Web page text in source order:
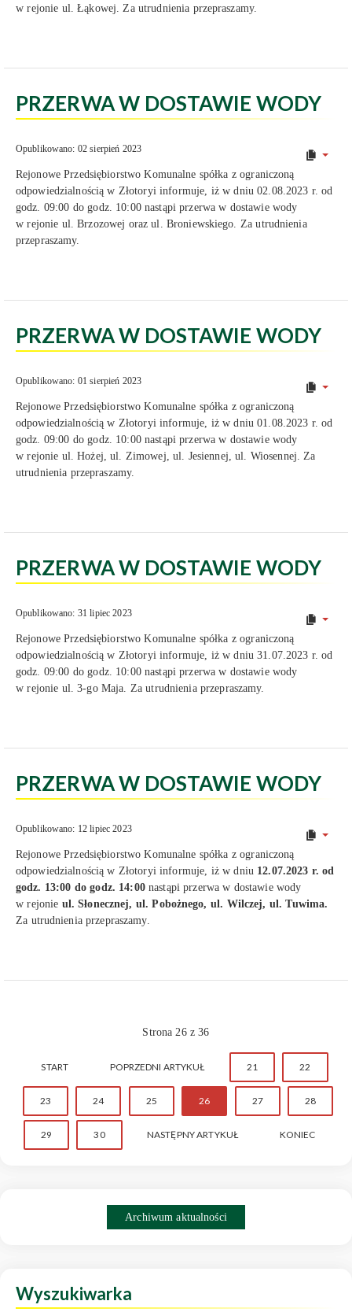
w rejonie ul. Łąkowej. Za utrudnienia przepraszamy.
PRZERWA W DOSTAWIE WODY
Opublikowano: 02 sierpień 2023
Rejonowe Przedsiębiorstwo Komunalne spółka z ograniczoną
odpowiedzialnością w Złotoryi informuje, iż w dniu 02.08.2023 r. od
godz. 09:00 do godz. 10:00 nastąpi przerwa w dostawie wody
w rejonie ul. Brzozowej oraz ul. Broniewskiego. Za utrudnienia
przepraszamy.
PRZERWA W DOSTAWIE WODY
Opublikowano: 01 sierpień 2023
Rejonowe Przedsiębiorstwo Komunalne spółka z ograniczoną
odpowiedzialnością w Złotoryi informuje, iż w dniu 01.08.2023 r. od
godz. 09:00 do godz. 10:00 nastąpi przerwa w dostawie wody
w rejonie ul. Hożej, ul. Zimowej, ul. Jesiennej, ul. Wiosennej. Za
utrudnienia przepraszamy.
PRZERWA W DOSTAWIE WODY
Opublikowano: 31 lipiec 2023
Rejonowe Przedsiębiorstwo Komunalne spółka z ograniczoną
odpowiedzialnością w Złotoryi informuje, iż w dniu 31.07.2023 r. od
godz. 09:00 do godz. 10:00 nastąpi przerwa w dostawie wody
w rejonie ul. 3-go Maja. Za utrudnienia przepraszamy.
PRZERWA W DOSTAWIE WODY
Opublikowano: 12 lipiec 2023
Rejonowe Przedsiębiorstwo Komunalne spółka z ograniczoną
odpowiedzialnością w Złotoryi informuje, iż w dniu 12.07.2023 r. od
godz. 13:00 do godz. 14:00nastąpi przerwa w dostawie wody
w rejonie ul. Słonecznej, ul. Pobożnego, ul. Wilczej, ul. Tuwima.
Za utrudnienia przepraszamy.
Strona 26 z 36
START POPRZEDNI ARTYKUŁ 21 22
23 24 25 26 27 28
29 30 NASTĘPNY ARTYKUŁ KONIEC
Archiwum aktualności
Wyszukiwarka